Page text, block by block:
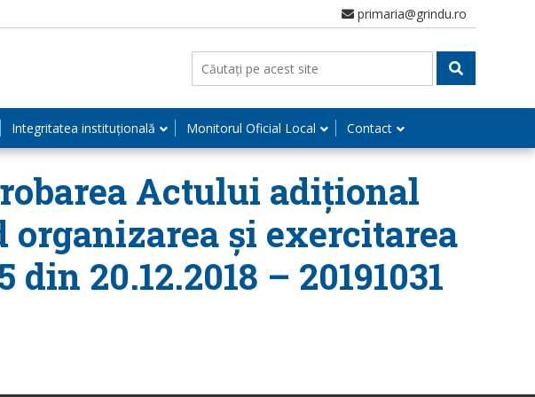
primaria@grindu.ro
Integritatea instituțională Monitorul Oficial Local Contact
Actului adițional
și exercitarea
20.12.2018 – 20191031